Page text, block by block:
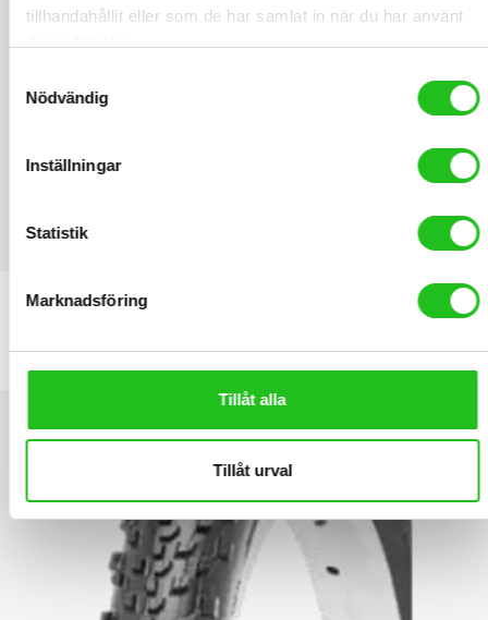
tillhandahållit eller som de har samlat in när du har använt
Nödvändig
Inställningar
Statistik
Marknadsföring
Tillåt alla
Tillåt urval
199,00kr